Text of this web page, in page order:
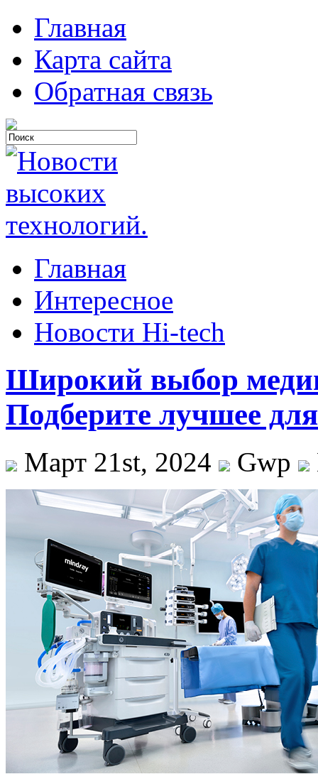
Главная
Карта сайта
Обратная связь
Главная
Интересное
Новости Hi-tech
Широкий выбор
Подберите лучшее
Март 21st, 2024 Gwp